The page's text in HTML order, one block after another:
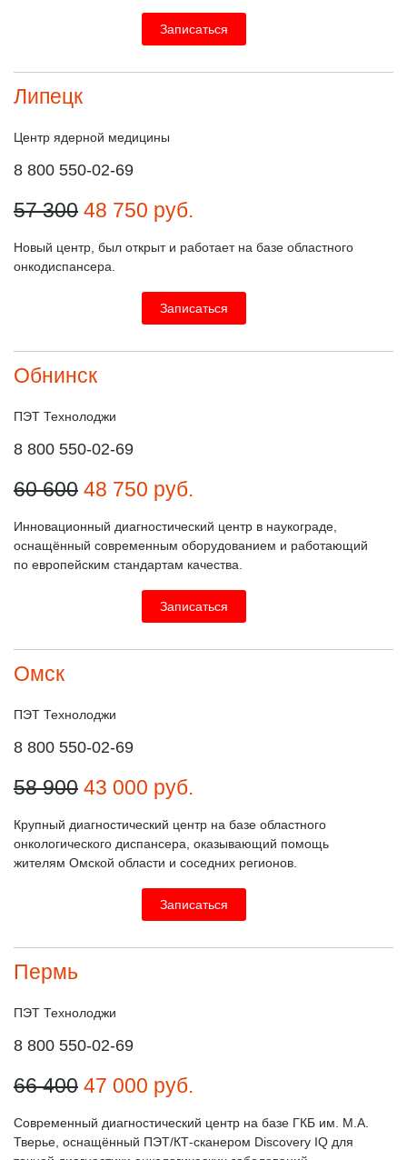
Записаться
Липецк
Центр ядерной медицины
8 800 550-02-69
57 300 48 750 руб.
Новый центр, был открыт и работает на базе областного
онкодиспансера.
Записаться
Обнинск
ПЭТ Технолоджи
8 800 550-02-69
60 600 48 750 руб.
Инновационный диагностический центр в наукограде,
оснащённый современным оборудованием и работающий
по европейским стандартам качества.
Записаться
Омск
ПЭТ Технолоджи
8 800 550-02-69
58 900 43 000 руб.
Крупный диагностический центр на базе областного
онкологического диспансера, оказывающий помощь
жителям Омской области и соседних регионов.
Записаться
Пермь
ПЭТ Технолоджи
8 800 550-02-69
66 400 47 000 руб.
Современный диагностический центр на базе ГКБ им. М.А.
Тверье, оснащённый ПЭТ/КТ-сканером Discovery IQ для